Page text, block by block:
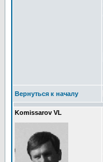
Вернуться к началу
Komissarov VL